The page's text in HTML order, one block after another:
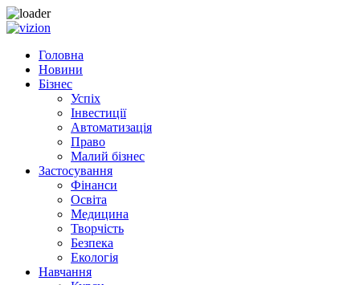
Skip
contentГоловна
Новини
Бізнес
Успіх
Інвестиції
Автоматизація
Право
Малий бізнес
Застосування
Фінанси
Освіта
Медицина
Творчість
Безпека
Екологія
Навчання